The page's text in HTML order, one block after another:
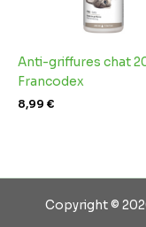
Anti-griffures chat
Francodex
8,99 €
Copyright ©